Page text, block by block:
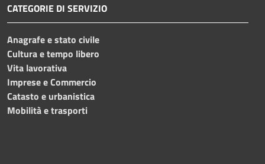
CATEGORIE DI SERVIZIO
Anagrafe e stato civile
Cultura e tempo libero
Vita lavorativa
Imprese e Commercio
Catasto e urbanistica
Mobilità e trasporti